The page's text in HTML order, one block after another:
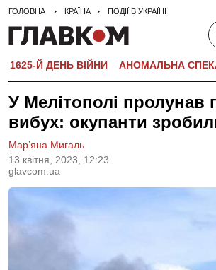
ГОЛОВНА КРАЇНА ПОДІЇ В УКРАЇНІ
1625-Й ДЕНЬ ВІЙНИ АНОМАЛЬНА
У Мелітополі пролунав
вибух: окупанти
13 квiтня, 2023, 12:23
glavcom.ua
Мар’яна Мигаль